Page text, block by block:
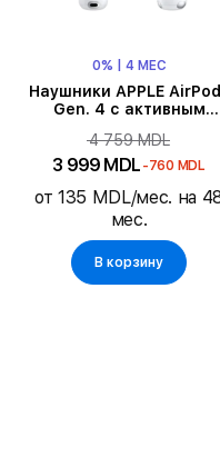
0% | 4 МЕС
Наушники APPLE
Gen. 4 с активным
4 759 MDL
3 999 MDL -760 MDL
от 135 MDL/мес. на
мес.
В корзину